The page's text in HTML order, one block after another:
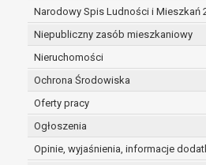
Narodowy Spis Ludności i Mieszkań
Niepubliczny zasób mieszkaniowy
Nieruchomości
Ochrona Środowiska
Oferty pracy
Ogłoszenia
Opinie, wyjaśnienia, informacje
administratora danych
Pani/Panu:
prawo dostępu do
otrzymywania ich kopii
RODO;
podstawie art. 16
dane są